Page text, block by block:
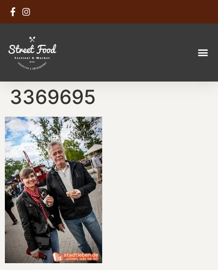
3369695